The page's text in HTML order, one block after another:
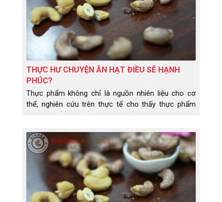
THỰC HƯ CHUYỆN ĂN HẠT ĐIỀU SẼ HẠNH
PHÚC?
Thực phẩm không chỉ là nguồn nhiên liệu cho cơ
thể, nghiên cứu trên thực tế cho thấy thực phẩm
ta vẫn đồn đoán?